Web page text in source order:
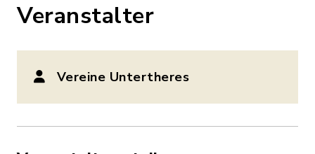
Veranstalter
Vereine Untertheres